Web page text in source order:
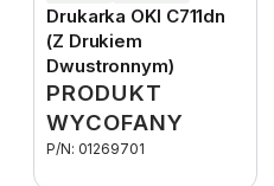
Drukarka OKI C711dn
(z Drukiem
Dwustronnym)
PRODUKT
WYCOFANY
P/N: 01269701